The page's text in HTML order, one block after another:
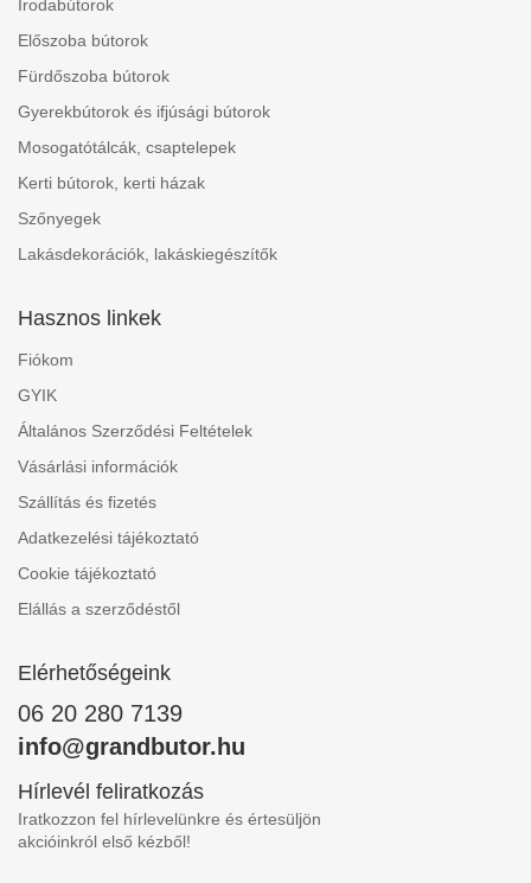
Irodabútorok
Előszoba bútorok
Fürdőszoba bútorok
Gyerekbútorok és ifjúsági bútorok
Mosogatótálcák, csaptelepek
Kerti bútorok, kerti házak
Szőnyegek
Lakásdekorációk, lakáskiegészítők
Hasznos linkek
Fiókom
GYIK
Általános Szerződési Feltételek
Vásárlási információk
Szállítás és fizetés
Adatkezelési tájékoztató
Cookie tájékoztató
Elállás a szerződéstől
Elérhetőségeink
06 20 280 7139
info@grandbutor.hu
Hírlevél feliratkozás
Iratkozzon fel hírlevelünkre és értesüljön
akcióinkról első kézből!